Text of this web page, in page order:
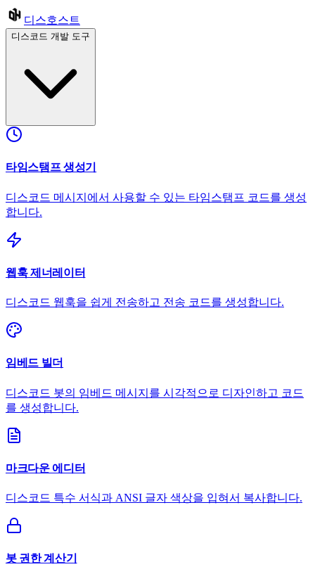
디스호스트
디스코드 개발 도구
타임스탬프 생성기
디스코드 메시지에서 사용할 수 있는 타임스탬프 코드를 생성
합니다.
웹훅 제너레이터
디스코드 웹훅을 쉽게 전송하고 전송 코드를 생성합니다.
임베드 빌더
디스코드 봇의 임베드 메시지를 시각적으로 디자인하고 코드
를 생성합니다.
마크다운 에디터
디스코드 특수 서식과 ANSI 글자 색상을 입혀서 복사합니다.
봇 권한 계산기